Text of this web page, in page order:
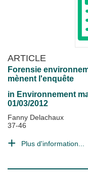
ARTICLE
Forensie
mènent l'enquête
in Environnement
01/03/2012
Fanny Delachaux
37-46
Plus d'information...